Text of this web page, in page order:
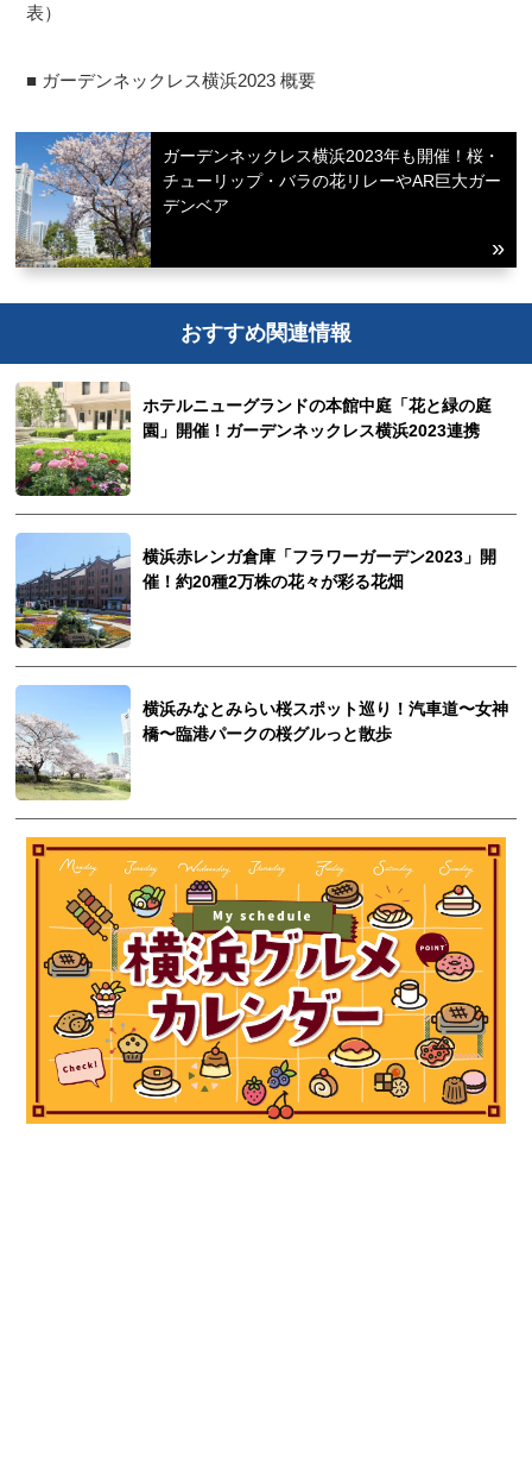
表）
■ ガーデンネックレス横浜2023 概要
ガーデンネックレス横浜2023年も開催！桜・
チューリップ・バラの花リレーやAR巨大ガー
デンベア
おすすめ関連情報
ホテルニューグランドの本館中庭「花と緑の庭
園」開催！ガーデンネックレス横浜2023連携
横浜赤レンガ倉庫「フラワーガーデン2023」開
催！約20種2万株の花々が彩る花畑
横浜みなとみらい桜スポット巡り！汽車道〜女神
橋〜臨港パークの桜グルっと散歩